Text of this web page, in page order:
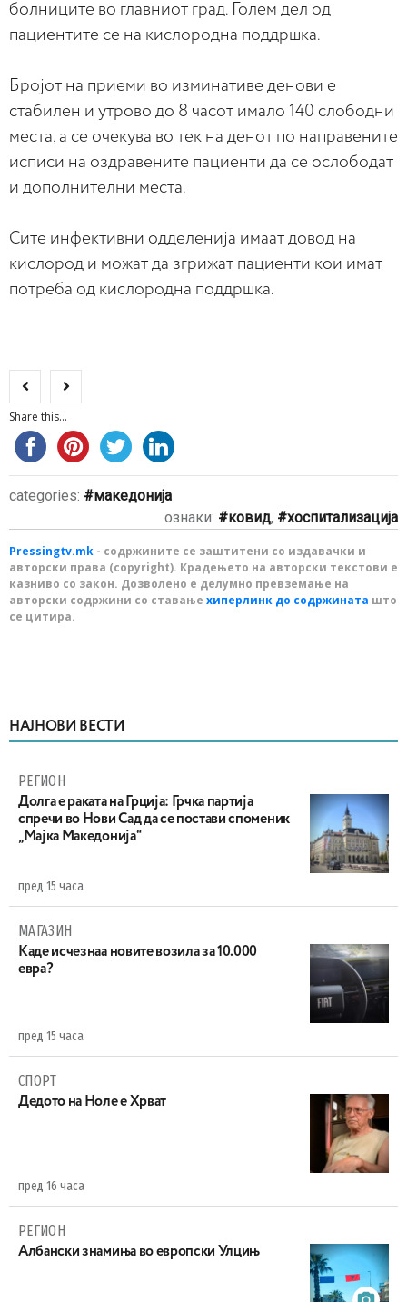
болниците во главниот град. Голем дел од
пациентите се на кислородна поддршка.
Бројот на приеми во изминативе денови е
стабилен и утрово до 8 часот имало 140 слободни
места, а се очекува во тек на денот по направените
исписи на оздравените пациенти да се ослободат
и дополнителни места.
Сите инфективни одделенија имаат довод на
кислород и можат да згрижат пациенти кои имат
потреба од кислородна поддршка.
Share this...
categories:
македонија
ознаки:
ковид, хоспитализација
Pressingtv.mk - содржините се заштитени со издавачки и
авторски права (copyright). Крадењето на авторски текстови е
казниво со закон. Дозволено е делумно превземање на
авторски содржини со ставање хиперлинк до содржината што
се цитира.
НАЈНОВИ ВЕСТИ
РЕГИОН
Долга е раката на Грција: Грчка партија
спречи во Нови Сад да се постави споменик
„Мајка Македонија“
пред 15 часа
МАГАЗИН
Каде исчезнаа новите возила за 10.000
евра?
пред 15 часа
СПОРТ
Дедото на Ноле е Хрват
пред 16 часа
РЕГИОН
Aлбански знамиња во европски Улцињ